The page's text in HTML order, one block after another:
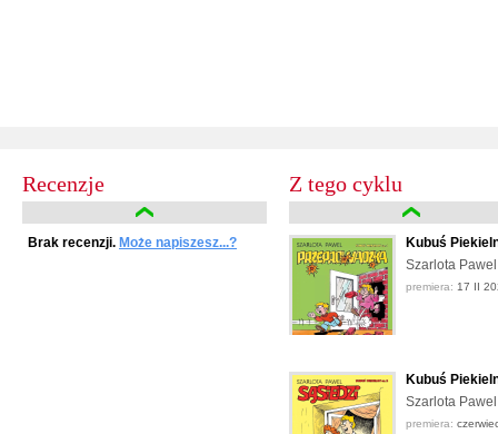
Recenzje
Brak recenzji. Może napiszesz...?
Z tego cyklu
Kubuś
Szarlota Pawel
premiera: 17 II
Kubuś
Szarlota Pawel
premiera: